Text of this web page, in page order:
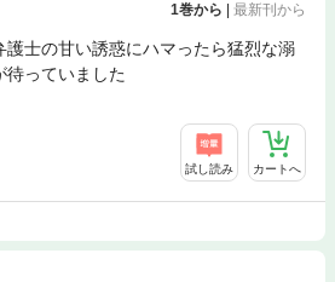
1巻から 最新刊から
護士の甘い誘惑にハマったら猛烈な溺
待っていました
試し読み カートへ